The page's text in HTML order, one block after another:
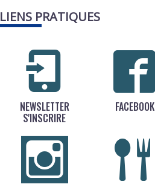
LIENS PRATIQUES
NEWSLETTER
S'INSCRIRE
FACEBOOK